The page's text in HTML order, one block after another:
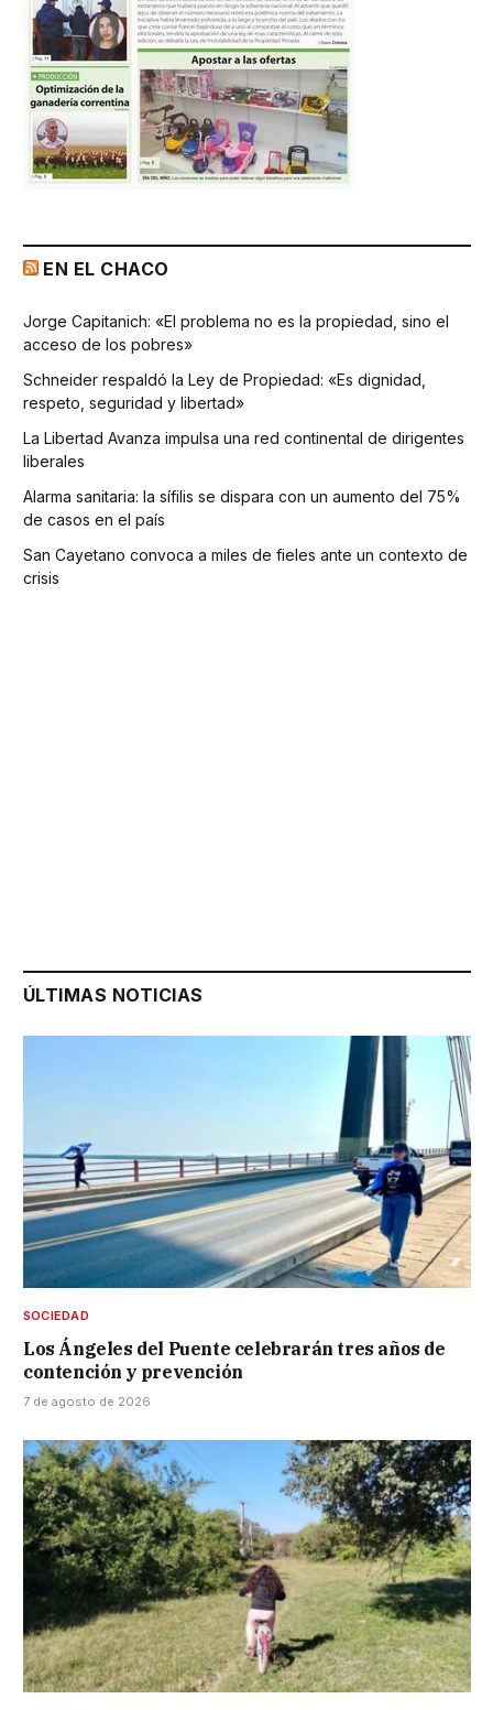
EN EL CHACO
Jorge Capitanich: «El problema no es la propiedad, sino el
acceso de los pobres»
Schneider respaldó la Ley de Propiedad: «Es dignidad,
respeto, seguridad y libertad»
La Libertad Avanza impulsa una red continental de dirigentes
liberales
Alarma sanitaria: la sífilis se dispara con un aumento del 75%
de casos en el país
San Cayetano convoca a miles de fieles ante un contexto de
crisis
ÚLTIMAS NOTICIAS
SOCIEDAD
Los Ángeles del Puente celebrarán tres años de
contención y prevención
7 de agosto de 2026